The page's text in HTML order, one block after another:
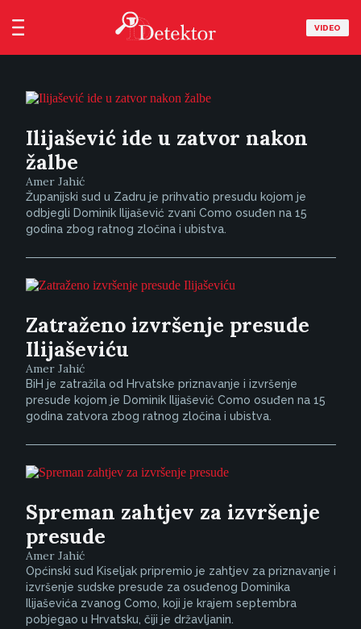
VIDEO
Ilijašević ide u zatvor nakon
žalbe
Amer Jahić
Županijski sud u Zadru je prihvatio presudu kojom je
odbjegli Dominik Ilijašević zvani Como osuđen na 15
godina zbog ratnog zločina i ubistva.
Zatraženo izvršenje presude
Ilijaševiću
Amer Jahić
BiH je zatražila od Hrvatske priznavanje i izvršenje
presude kojom je Dominik Ilijašević Como osuđen na 15
godina zatvora zbog ratnog zločina i ubistva.
Spreman zahtjev za izvršenje
presude
Amer Jahić
Općinski sud Kiseljak pripremio je zahtjev za priznavanje i
izvršenje sudske presude za osuđenog Dominika
Ilijaševića zvanog Como, koji je krajem septembra
pobjegao u Hrvatsku, čiji je državljanin.